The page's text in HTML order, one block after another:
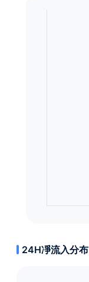
24H凈流入分布